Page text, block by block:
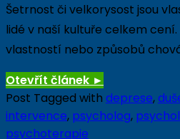
Šetrnost či velkorysost jsou
lidé v naší kultuře celkem cení.
vlastností nebo způsobů
Otevřít článek ►
Post Tagged with deprese,
intervence, psycholog,
psychoterapie